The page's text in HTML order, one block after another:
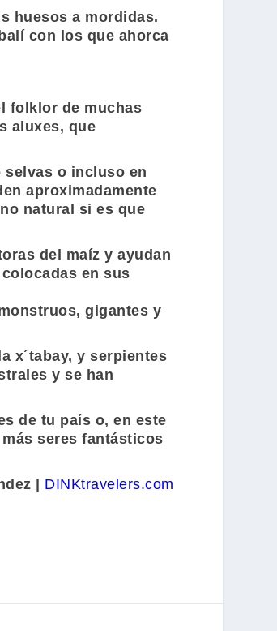
huesos a mordidas.
con los que ahorca
folklor de muchas
aluxes, que
selvas o incluso en
aproximadamente
natural si es que
del maíz y ayudan
en sus
gigantes y
x´tabay, y serpientes
y se han
de tu país o, en este
seres fantásticos
| DINKtravelers.com